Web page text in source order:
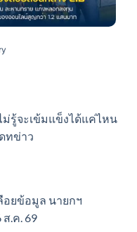
รู้จะเข้มแข็งได้แค่ไหน
ทข่าว
อยข้อมูล นายกฯ
ส.ค. 69